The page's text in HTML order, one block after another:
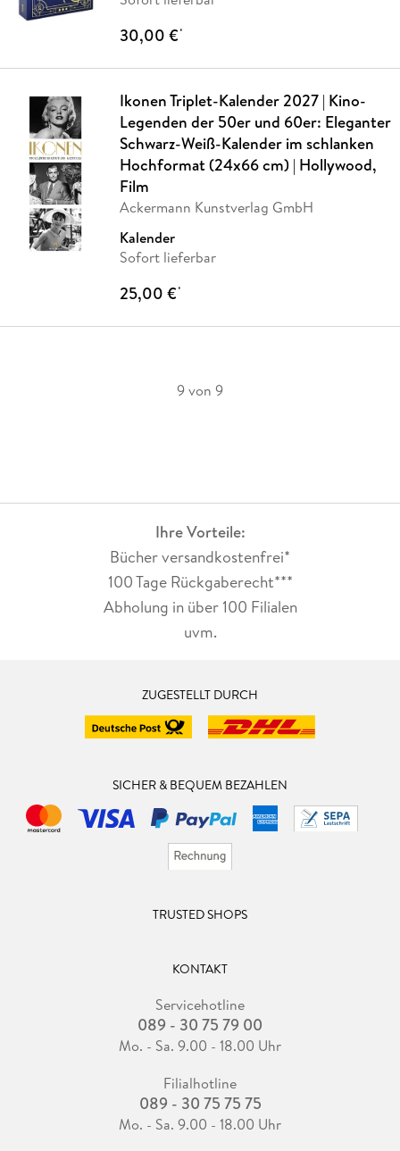
30,00 €*
Ikonen Triplet-Kalender 2027 | Kino-
Legenden der 50er und 60er: Eleganter
Schwarz-Weiß-Kalender im schlanken
Hochformat (24x66 cm) | Hollywood,
Film
Ackermann Kunstverlag GmbH
Kalender
Sofort lieferbar
25,00 €*
9 von 9
Ihre Vorteile:
Bücher versandkostenfrei*
100 Tage Rückgaberecht***
Abholung in über 100 Filialen
uvm.
ZUGESTELLT DURCH
SICHER & BEQUEM BEZAHLEN
TRUSTED SHOPS
KONTAKT
Servicehotline
089 - 30 75 79 00
Mo. - Sa. 9.00 - 18.00 Uhr
Filialhotline
089 - 30 75 75 75
Mo. - Sa. 9.00 - 18.00 Uhr